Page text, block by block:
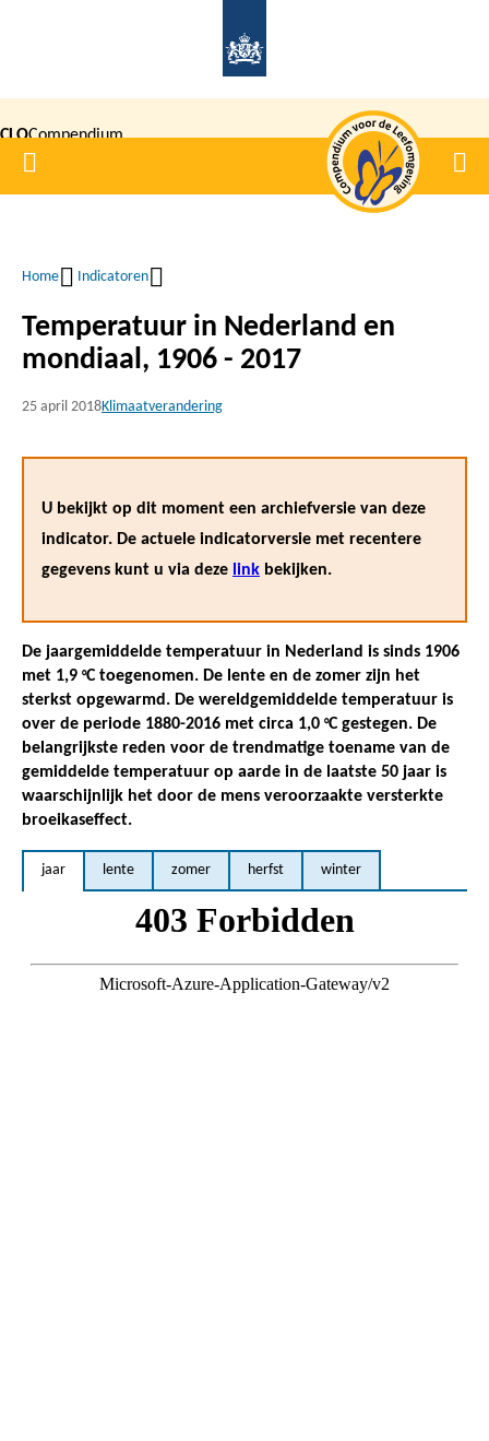
inhoud
gaan
CLOCompendium
voor de
Home
Kruimelpad
Home Indicatoren
Temperatuur in Nederland en
mondiaal, 1906 - 2017
25 april 2018Klimaatverandering
U bekijkt op dit moment een archiefversie van deze
indicator. De actuele indicatorversie met recentere
gegevens kunt u via deze link bekijken.
De jaargemiddelde temperatuur in Nederland is sinds 1906
met 1,9 °C toegenomen. De lente en de zomer zijn het
sterkst opgewarmd. De wereldgemiddelde temperatuur is
over de periode 1880-2016 met circa 1,0 °C gestegen. De
belangrijkste reden voor de trendmatige toename van de
gemiddelde temperatuur op aarde in de laatste 50 jaar is
waarschijnlijk het door de mens veroorzaakte versterkte
broeikaseffect.
jaar lente zomer herfst winter